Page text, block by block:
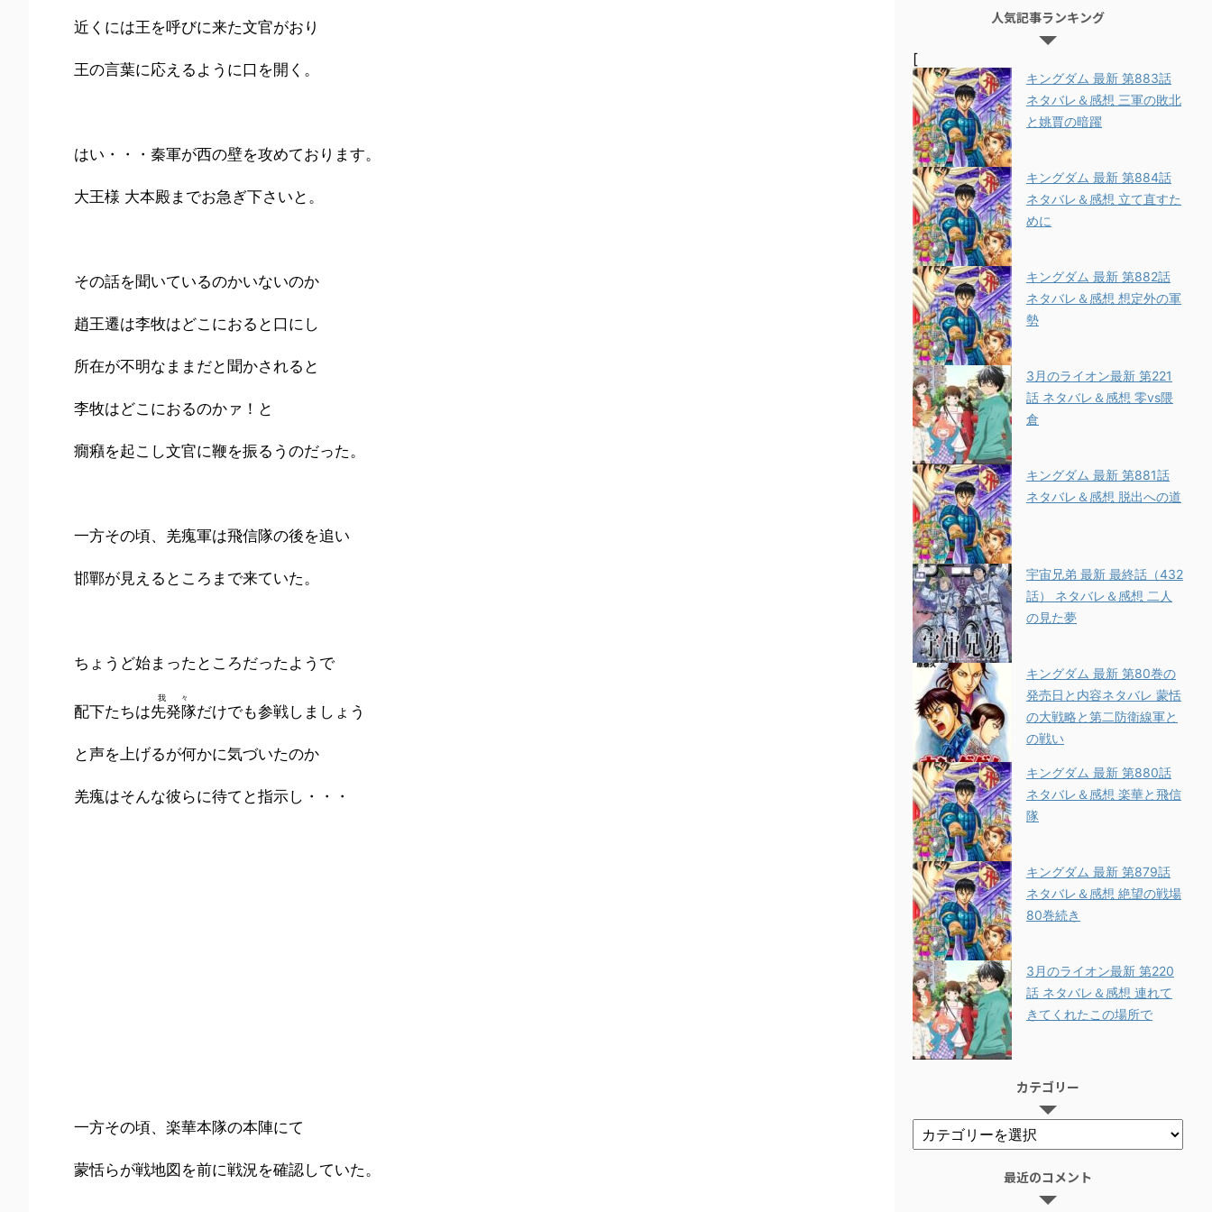
近くには王を呼びに来た文官がおり
王の言葉に応えるように口を開く。
はい・・・秦軍が西の壁を攻めております。
大王様 大本殿までお急ぎ下さいと。
その話を聞いているのかいないのか
趙王遷は李牧はどこにおると口にし
所在が不明なままだと聞かされると
李牧はどこにおるのかァ！と
癇癪を起こし文官に鞭を振るうのだった。
一方その頃、羌瘣軍は飛信隊の後を追い
邯鄲が見えるところまで来ていた。
ちょうど始まったところだったようで
配下たちは先発隊
我々
だけでも参戦しましょう
と声を上げるが何かに気づいたのか
羌瘣はそんな彼らに待てと指示し・・・
一方その頃、楽華本隊の本陣にて
蒙恬らが戦地図を前に戦況を確認していた。
人気記事ランキング
[
キングダム 最新 第883話
ネタバレ＆感想 三軍の敗北
と姚賈の暗躍
キングダム 最新 第884話
ネタバレ＆感想 立て直すた
めに
キングダム 最新 第882話
ネタバレ＆感想 想定外の軍
勢
3月のライオン最新 第221
話 ネタバレ＆感想 零vs隈
倉
キングダム 最新 第881話
ネタバレ＆感想 脱出への道
宇宙兄弟 最新 最終話（432
話） ネタバレ＆感想 二人
の見た夢
キングダム 最新 第80巻の
発売日と内容ネタバレ 蒙恬
の大戦略と第二防衛線軍と
の戦い
キングダム 最新 第880話
ネタバレ＆感想 楽華と飛信
隊
キングダム 最新 第879話
ネタバレ＆感想 絶望の戦場
80巻続き
3月のライオン最新 第220
話 ネタバレ＆感想 連れて
きてくれたこの場所で
カテゴリー
最近のコメント